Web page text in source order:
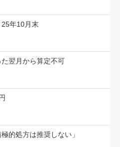
年10月末
翌月から算定不可
的処方は推奨しない」